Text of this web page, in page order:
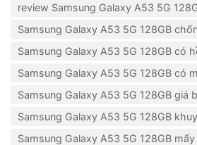
review Samsung Galaxy A53 5G
Samsung Galaxy A53 5G 128GB
Samsung Galaxy A53 5G 128GB có
Samsung Galaxy A53 5G 128GB có
Samsung Galaxy A53 5G 128GB giá
Samsung Galaxy A53 5G 128GB
Samsung Galaxy A53 5G 128GB mấy